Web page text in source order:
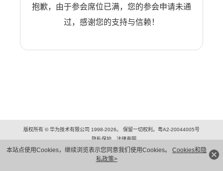
本站点使用Cookies，继续浏览表示您同意我们使用Cookies。 Cookies和隐
私政策>
抱歉，由于参会席位已满，您的参会申请未通
过，感谢您的支持与信赖！
版权所有 © 华为技术有限公司 1998-2026。 保留一切权利。粤A2-20044005号
隐私保护
法律声明